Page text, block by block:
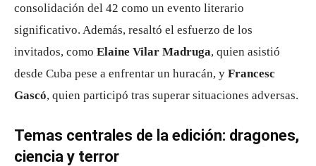
consolidación del 42 como un evento literario
significativo. Además, resaltó el esfuerzo de los
invitados, como Elaine Vilar Madruga, quien asistió
desde Cuba pese a enfrentar un huracán, y Francesc
Gascó, quien participó tras superar situaciones adversas.
Temas centrales de la edición: dragones,
ciencia y terror